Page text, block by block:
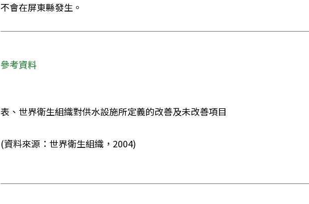
不會在屏東縣發生。
參考資料
表、世界衛生組織對供水設施所定義的改善及未改善項目
(資料來源：世界衛生組織，2004)